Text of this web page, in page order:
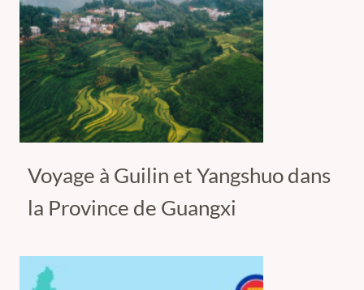
Voyage à Guilin et Yangshuo dans
la Province de Guangxi